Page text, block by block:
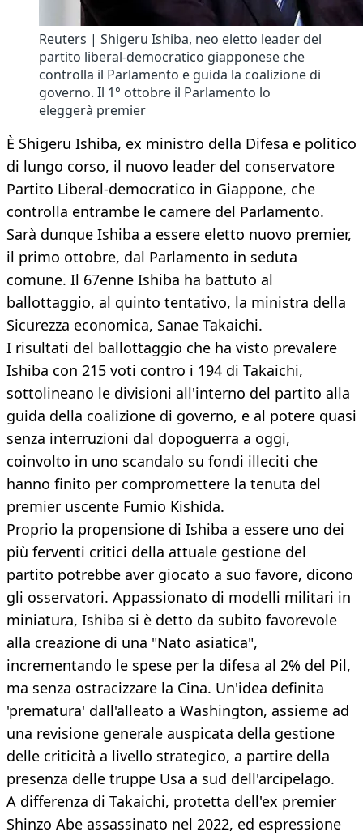
Reuters | Shigeru Ishiba, neo eletto leader del
partito liberal-democratico giapponese che
controlla il Parlamento e guida la coalizione di
governo. Il 1° ottobre il Parlamento lo
eleggerà premier
È Shigeru Ishiba, ex ministro della Difesa e politico
di lungo corso, il nuovo leader del conservatore
Partito Liberal-democratico in Giappone, che
controlla entrambe le camere del Parlamento.
Sarà dunque Ishiba a essere eletto nuovo premier,
il primo ottobre, dal Parlamento in seduta
comune. Il 67enne Ishiba ha battuto al
ballottaggio, al quinto tentativo, la ministra della
Sicurezza economica, Sanae Takaichi.
I risultati del ballottaggio che ha visto prevalere
Ishiba con 215 voti contro i 194 di Takaichi,
sottolineano le divisioni all'interno del partito alla
guida della coalizione di governo, e al potere quasi
senza interruzioni dal dopoguerra a oggi,
coinvolto in uno scandalo su fondi illeciti che
hanno finito per compromettere la tenuta del
premier uscente Fumio Kishida.
Proprio la propensione di Ishiba a essere uno dei
più ferventi critici della attuale gestione del
partito potrebbe aver giocato a suo favore, dicono
gli osservatori. Appassionato di modelli militari in
miniatura, Ishiba si è detto da subito favorevole
alla creazione di una "Nato asiatica",
incrementando le spese per la difesa al 2% del Pil,
ma senza ostracizzare la Cina. Un'idea definita
'prematura' dall'alleato a Washington, assieme ad
una revisione generale auspicata della gestione
delle criticità a livello strategico, a partire della
presenza delle truppe Usa a sud dell'arcipelago.
A differenza di Takaichi, protetta dell'ex premier
Shinzo Abe assassinato nel 2022, ed espressione